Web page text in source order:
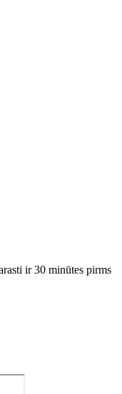
ir 30 minūtes pirms